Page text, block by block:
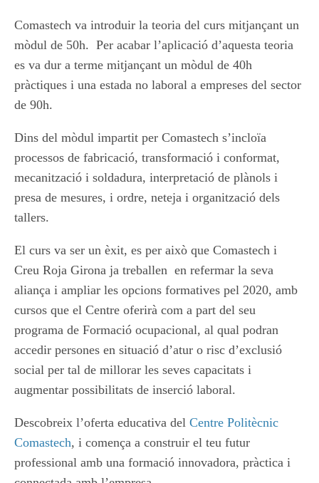
Comastech va introduir la teoria del curs mitjançant un
mòdul de 50h. Per acabar l’aplicació d’aquesta teoria
es va dur a terme mitjançant un mòdul de 40h
pràctiques i una estada no laboral a empreses del sector
de 90h.
Dins del mòdul impartit per Comastech s’incloïa
processos de fabricació, transformació i conformat,
mecanització i soldadura, interpretació de plànols i
presa de mesures, i ordre, neteja i organització dels
tallers.
El curs va ser un èxit, es per això que Comastech i
Creu Roja Girona ja treballen en refermar la seva
aliança i ampliar les opcions formatives pel 2020, amb
cursos que el Centre oferirà com a part del seu
programa de Formació ocupacional, al qual podran
accedir persones en situació d’atur o risc d’exclusió
social per tal de millorar les seves capacitats i
augmentar possibilitats de inserció laboral.
Descobreix l’oferta educativa del Centre Politècnic
Comastech, i comença a construir el teu futur
professional amb una formació innovadora, pràctica i